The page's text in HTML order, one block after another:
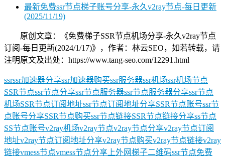
最新免费ssr节点梯子账号分享-永久v2ray节点-每日更新
(2025/11/19)
原创文章：《免费梯子SSR节点机场分享-永久v2ray节点
订阅-每日更新(2024/1/17)》，作者：林云SEO，如若转载，请
注明原文及出处：https://www.tang-seo.com/12291.html
ssrssr加速器分享ssr加速器购买ssr服务器ssr机场ssr机场节点
SSR节点ssr节点分享ssr节点服务器ssr节点服务器分享ssr节点
机场SSR节点订阅地址ssr节点订阅地址分享SSR节点账号ssr节
点账号分享SSR节点购买ssr节点链接SSR节点链接分享ss节点
SS节点账号v2ray机场v2ray节点v2ray节点分享v2ray节点订阅
地址v2ray节点订阅地址分享v2ray节点购买v2ray节点链接v2ray
链接vmess节点vmess节点分享 上外网梯子二维码ssr节点免费